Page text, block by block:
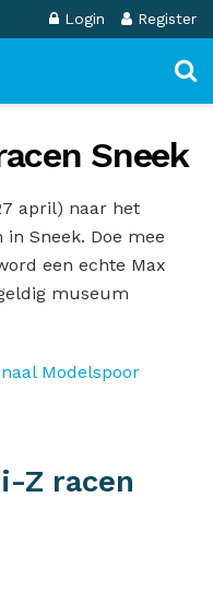
Login Register
Sneek
april) naar het
Sneek. Doe mee
een echte Max
museum
Modelspoor
Z racen